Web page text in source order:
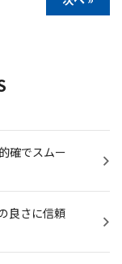
確でスムー
良さに信頼